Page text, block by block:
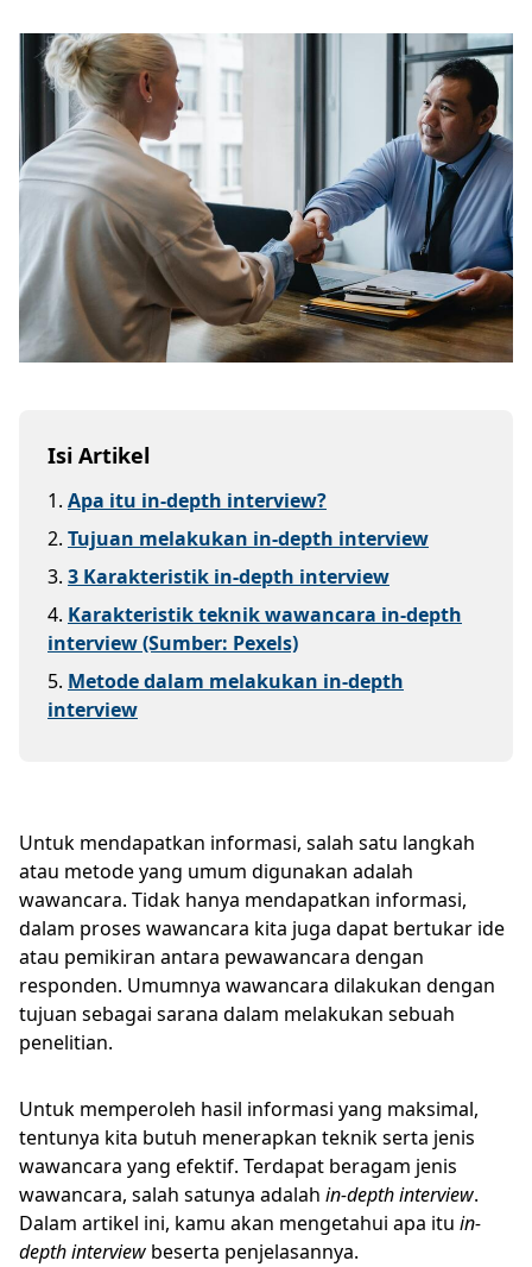
Isi Artikel
1. Apa itu in-depth interview?
2. Tujuan melakukan in-depth interview
3. 3 Karakteristik in-depth interview
4. Karakteristik teknik wawancara in-depth
interview (Sumber: Pexels)
5. Metode dalam melakukan in-depth
interview
Untuk mendapatkan informasi, salah satu langkah
atau metode yang umum digunakan adalah
wawancara. Tidak hanya mendapatkan informasi,
dalam proses wawancara kita juga dapat bertukar ide
atau pemikiran antara pewawancara dengan
responden. Umumnya wawancara dilakukan dengan
tujuan sebagai sarana dalam melakukan sebuah
penelitian.
Untuk memperoleh hasil informasi yang maksimal,
tentunya kita butuh menerapkan teknik serta jenis
wawancara yang efektif. Terdapat beragam jenis
wawancara, salah satunya adalah in-depth interview.
Dalam artikel ini, kamu akan mengetahui apa itu in-
depth interview beserta penjelasannya.